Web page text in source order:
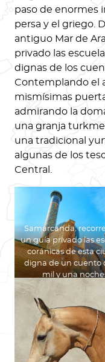
paso de enormes
persa y el griego.
antiguo Mar de
privado las
dignas de los
Contemplando el
mismísimas
admirando la
una granja
una tradicional
algunas de los
Central.
Samarcanda:
un guía privado las
coránicas de esta
digna de un cuento
mil y una